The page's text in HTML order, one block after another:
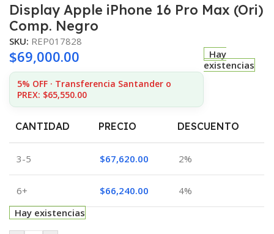
Display Apple iPhone 16 Pro Max (Ori)
Comp. Negro
SKU: REP017828
$69,000.00
5% OFF · Transferencia Santander o
PREX: $65,550.00
Hay
existencias
CANTIDAD PRECIO DESCUENTO
3-5 $67,620.00 2%
6+ $66,240.00
4%
Hay existencias